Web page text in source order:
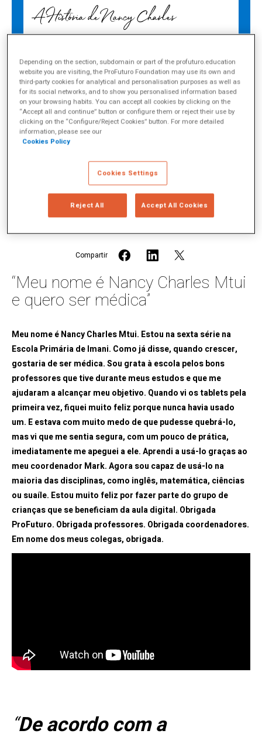
A História de Nancy Charles
O ProFuturo é um programa de educação digital para
melhorar a qualidade da educação, através de
ferramentas digitais e em ambientes sociais
carenciados. O programa segue uma dupla
estratégia: melhora a formação de professores em
nível técnico-pedagógico e, ao mesmo tempo,
promove a aprendizagem significativa dos alunos a
partir de experiências de aprendizagem digital
motivadoras.
Compartir
“Meu nome é Nancy Charles Mtui
e quero ser médica”
Meu nome é Nancy Charles Mtui. Estou na sexta série na
Escola Primária de Imani. Como já disse, quando crescer,
gostaria de ser médica. Sou grata à escola pelos bons
professores que tive durante meus estudos e que me
ajudaram a alcançar meu objetivo. Quando vi os tablets pela
primeira vez, fiquei muito feliz porque nunca havia usado
um. E estava com muito medo de que pudesse quebrá-lo,
mas vi que me sentia segura, com um pouco de prática,
imediatamente me apeguei a ele. Aprendi a usá-lo graças ao
meu coordenador Mark. Agora sou capaz de usá-lo na
maioria das disciplinas, como inglês, matemática, ciências
ou suaíle. Estou muito feliz por fazer parte do grupo de
crianças que se beneficiam da aula digital. Obrigada
ProFuturo. Obrigada professores. Obrigada coordenadores.
Em nome dos meus colegas, obrigada.
“De acordo com a
Depending on the section, subdomain or part of the profuturo.education
website you are visiting, the ProFuturo Foundation may use its own and
third-party cookies for analytical and personalisation purposes as well as
for its social networks, and to show you personalised information based
on your browsing habits. You can accept all cookies by clicking on the
“Accept all and continue” button or configure them or reject their use by
clicking on the “Configure/Reject Cookies” button. For more detailed
information, please see our
Cookies Policy
Cookies Settings
Reject All Accept All Cookies